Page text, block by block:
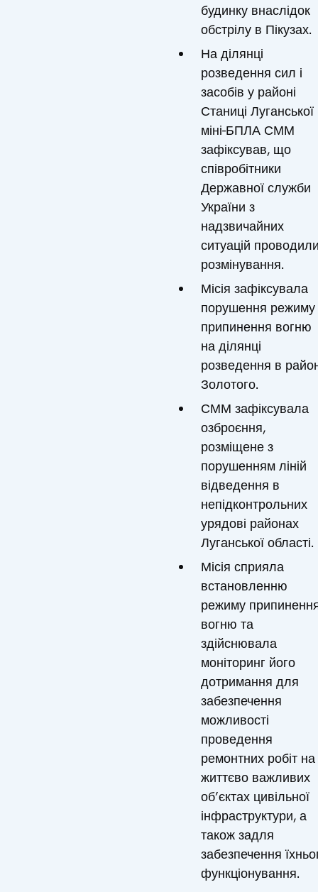
будинку внаслідок
обстрілу в Пікузах.
На ділянці
розведення сил і
засобів у районі
Станиці Луганської
міні-БПЛА СММ
зафіксував, що
співробітники
Державної служби
України з
надзвичайних
ситуацій
розмінування.
Місія зафіксувала
порушення режиму
припинення вогню
на ділянці
розведення в
Золотого.
СММ зафіксувала
озброєння,
розміщене з
порушенням ліній
відведення в
непідконтрольних
урядові районах
Луганської області.
Місія сприяла
встановленню
режиму
вогню та
здійснювала
моніторинг його
дотримання для
забезпечення
можливості
проведення
ремонтних робіт на
життєво важливих
об’єктах цивільної
інфраструктури, а
також задля
забезпечення
функціонування.